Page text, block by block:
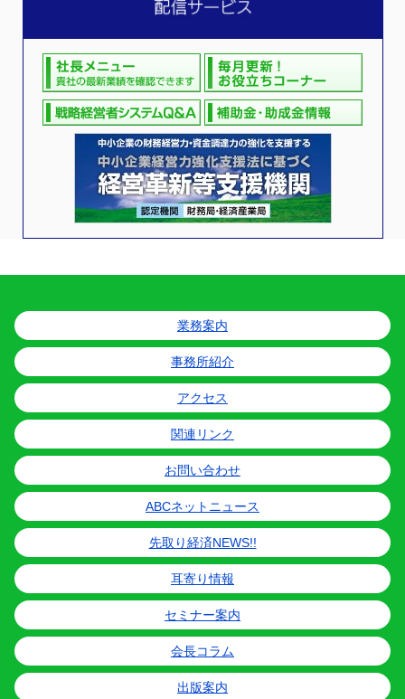
業務案内
事務所紹介
アクセス
関連リンク
お問い合わせ
ABCネットニュース
先取り経済NEWS!!
耳寄り情報
セミナー案内
会長コラム
出版案内